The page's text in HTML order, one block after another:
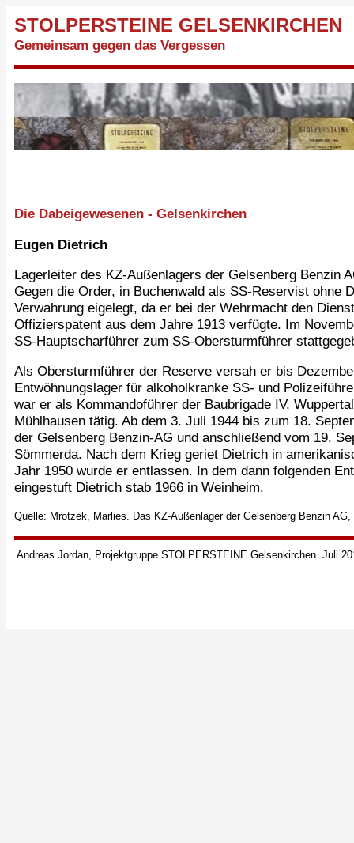
STOLPERSTEINE GELSENKIRCHEN
Gemeinsam gegen das Vergessen
Die Dabeigewesenen - Gelsenkirchen
Eugen Dietrich
Lagerleiter des KZ-Außenlagers der Gelsenberg Benzin
Gegen die Order, in Buchenwald als SS-Reservist ohne
Verwahrung eigelegt, da er bei der Wehrmacht den
Offizierspatent aus dem Jahre 1913 verfügte. Im
SS-Hauptscharführer zum SS-Obersturmführer
Als Obersturmführer der Reserve versah er bis
Entwöhnungslager für alkoholkranke SS- und
war er als Kommandoführer der Baubrigade IV,
Mühlhausen tätig. Ab dem 3. Juli 1944 bis zum 18.
der Gelsenberg Benzin-AG und anschließend vom 19.
Sömmerda. Nach dem Krieg geriet Dietrich in
Jahr 1950 wurde er entlassen. In dem dann folgenden
eingestuft Dietrich stab 1966 in Weinheim.
Quelle: Mrotzek, Marlies. Das KZ-Außenlager der Gelsenberg Benzin
Andreas Jordan, Projektgruppe STOLPERSTEINE Gelsenkirchen. Juli